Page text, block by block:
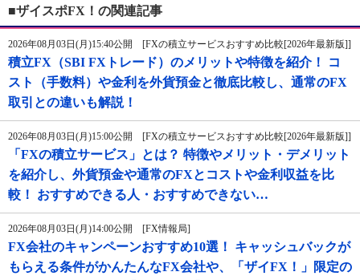
■ザイスポFX！の関連記事
2026年08月03日(月)15:40公開 [FXの積立サービスおすすめ比較[2026年最新版]]
積立FX（SBI FXトレード）のメリットや特徴を紹介！ コ
スト（手数料）や金利を外貨預金と徹底比較し、通常のFX
取引との違いも解説！
2026年08月03日(月)15:00公開 [FXの積立サービスおすすめ比較[2026年最新版]]
「FXの積立サービス」とは？ 特徴やメリット・デメリット
を紹介し、外貨預金や通常のFXとコストや金利収益を比
較！ おすすめできる人・おすすめできない…
2026年08月03日(月)14:00公開 [FX情報局]
FX会社のキャンペーンおすすめ10選！ キャッシュバックが
もらえる条件がかんたんなFX会社や、「ザイFX！」限定の